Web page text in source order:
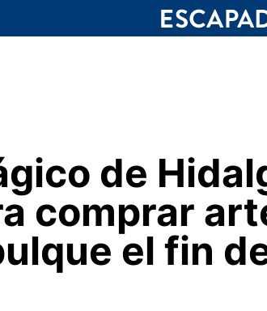
de
comprar
el fin